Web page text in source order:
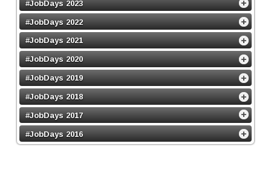
#JobDays 2023
#JobDays 2022
#JobDays 2021
#JobDays 2020
#JobDays 2019
#JobDays 2018
#JobDays 2017
#JobDays 2016